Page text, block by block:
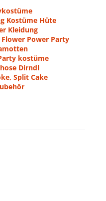
Kostüme Hüte
Kleidung
Flower Power Party
kostüme
Dirndl
Split Cake